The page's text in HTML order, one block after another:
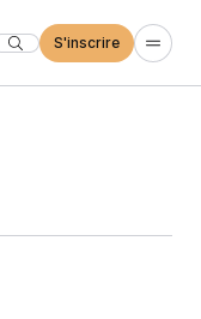
S'inscrire